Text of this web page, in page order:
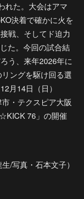
れた。大会はアマ
決着で確かに火を
戦、そしてド迫力
た。今回の試合結
う、来年2026年に
ングを駆け回る選
月14日（日）
・テクスピア大阪
76」の開催
生/写真・石本文子）